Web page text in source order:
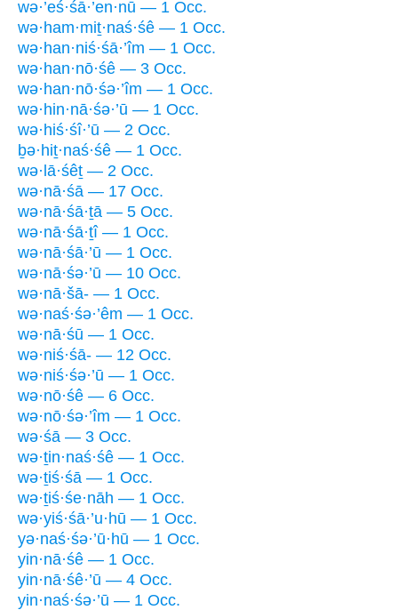
wə·’eś·śā·’en·nū — 1 Occ.
wə·ham·miṯ·naś·śê — 1 Occ.
wə·han·niś·śā·’îm — 1 Occ.
wə·han·nō·śê — 3 Occ.
wə·han·nō·śə·’îm — 1 Occ.
wə·hin·nā·śə·’ū — 1 Occ.
wə·hiś·śî·’ū — 2 Occ.
ḇə·hiṯ·naś·śê — 1 Occ.
wə·lā·śêṯ — 2 Occ.
wə·nā·śā — 17 Occ.
wə·nā·śā·ṯā — 5 Occ.
wə·nā·śā·ṯî — 1 Occ.
wə·nā·śā·’ū — 1 Occ.
wə·nā·śə·’ū — 10 Occ.
wə·nā·šā- — 1 Occ.
wə·naś·śə·’êm — 1 Occ.
wə·nā·śū — 1 Occ.
wə·niś·śā- — 12 Occ.
wə·niś·śə·’ū — 1 Occ.
wə·nō·śê — 6 Occ.
wə·nō·śə·’îm — 1 Occ.
wə·śā — 3 Occ.
wə·ṯin·naś·śê — 1 Occ.
wə·ṯiś·śā — 1 Occ.
wə·ṯiś·śe·nāh — 1 Occ.
wə·yiś·śā·’u·hū — 1 Occ.
yə·naś·śə·’ū·hū — 1 Occ.
yin·nā·śê — 1 Occ.
yin·nā·śê·’ū — 4 Occ.
yin·naś·śə·’ū — 1 Occ.